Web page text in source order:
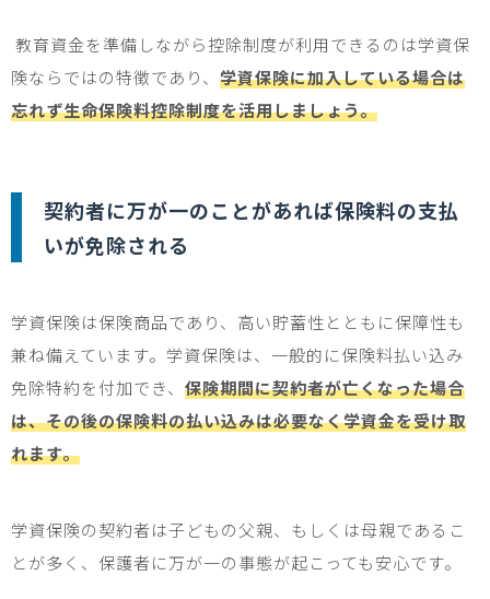
教育資金を準備しながら控除制度が利用できるのは学資保
険ならではの特徴であり、 学資保険に加入している場合は
忘れず生命保険料控除制度を活用しましょう。
契約者に万が一のことがあれば保険料の支払
いが免除される
学資保険は保険商品であり、高い貯蓄性とともに保障性も
兼ね備えています。学資保険は、一般的に保険料払い込み
免除特約を付加でき、 保険期間に契約者が亡くなった場合
は、その後の保険料の払い込みは必要なく学資金を受け取
れます。
学資保険の契約者は子どもの父親、もしくは母親であるこ
とが多く、保護者に万が一の事態が起こっても安心です。